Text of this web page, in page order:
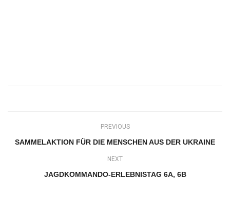
PREVIOUS
SAMMELAKTION FÜR DIE MENSCHEN AUS DER UKRAINE
NEXT
JAGDKOMMANDO-ERLEBNISTAG 6A, 6B